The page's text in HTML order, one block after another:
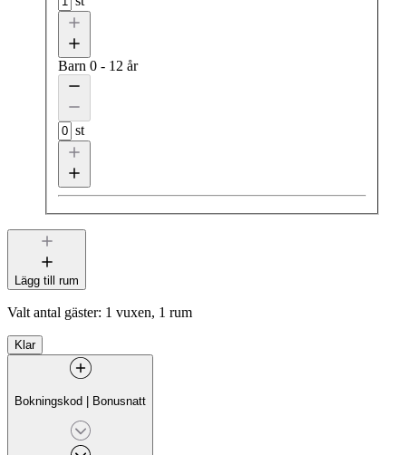
Barn 0 - 12 år
st
Lägg till rum
Valt antal gäster: 1 vuxen, 1 rum
Klar
Bokningskod | Bonusnatt